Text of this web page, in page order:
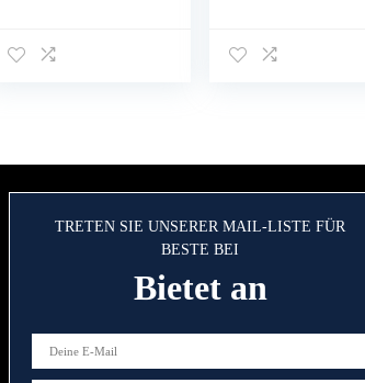
bomen – yogablok
TRETEN SIE UNSERER MAIL-LISTE FÜR
BESTE BEI
Bietet an